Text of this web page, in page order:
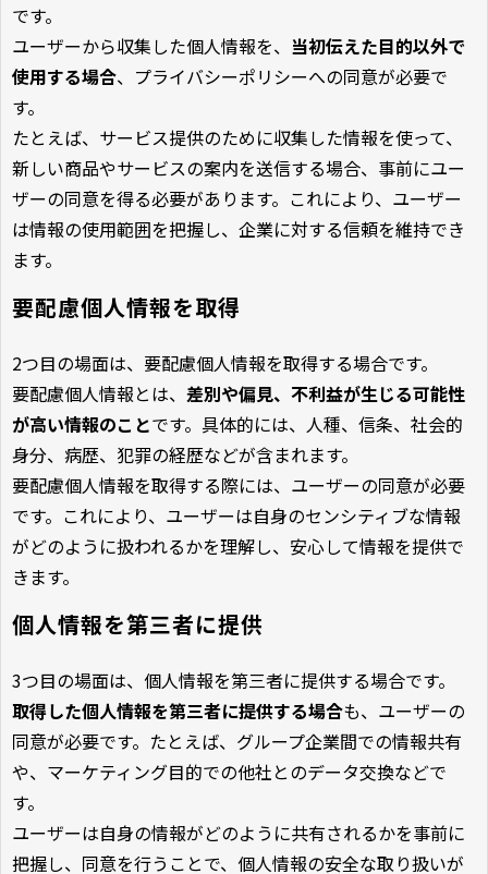
です。
ユーザーから収集した個人情報を、 当初伝えた目的以外で
使用する場合、プライバシーポリシーへの同意が必要で
す。
たとえば、サービス提供のために収集した情報を使って、
新しい商品やサービスの案内を送信する場合、事前にユー
ザーの同意を得る必要があります。これにより、ユーザー
は情報の使用範囲を把握し、企業に対する信頼を維持でき
ます。
要配慮個人情報を取得
2つ目の場面は、要配慮個人情報を取得する場合です。
要配慮個人情報とは、 差別や偏見、不利益が生じる可能性
が高い情報のことです。具体的には、人種、信条、社会的
身分、病歴、犯罪の経歴などが含まれます。
要配慮個人情報を取得する際には、ユーザーの同意が必要
です。これにより、ユーザーは自身のセンシティブな情報
がどのように扱われるかを理解し、安心して情報を提供で
きます。
個人情報を第三者に提供
3つ目の場面は、個人情報を第三者に提供する場合です。
取得した個人情報を第三者に提供する場合も、ユーザーの
同意が必要です。たとえば、グループ企業間での情報共有
や、マーケティング目的での他社とのデータ交換などで
す。
ユーザーは自身の情報がどのように共有されるかを事前に
把握し、同意を行うことで、個人情報の安全な取り扱いが